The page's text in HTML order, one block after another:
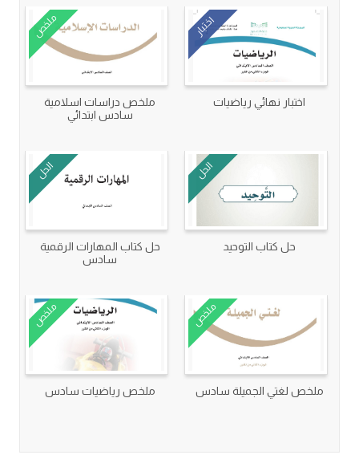
اختبار
اختبار نهائي رياضيات
ملخص
ملخص دراسات اسلامية
سادس ابتدائي
الحل
حل كتاب التوحيد
الحل
حل كتاب المهارات الرقمية
سادس
ملخص
ملخص لغتي الجميلة سادس
ملخص
ملخص رياضيات سادس